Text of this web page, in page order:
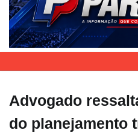
Advogado
do planejamento